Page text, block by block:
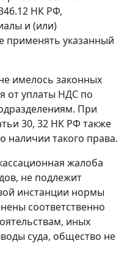
НК РФ,
и (или)
применять указанный
имелось законных
от уплаты НДС по
При
30, 32 НК РФ также
наличии такого права.
жалоба
не подлежит
инстанции нормы
соответственно
иных
суда, общество не